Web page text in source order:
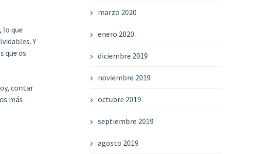
lo que
Y
que os
contar
más
marzo 2020
enero 2020
diciembre 2019
noviembre 2019
octubre 2019
septiembre 2019
agosto 2019